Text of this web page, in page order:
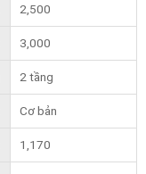
2,500
3,000
2 tầng
Cơ bản
1,170